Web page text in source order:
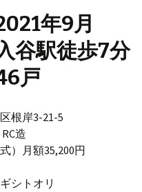
年9月
谷駅徒歩7分
戸
岸3-21-5
造
）月額35,200円
シトオリ